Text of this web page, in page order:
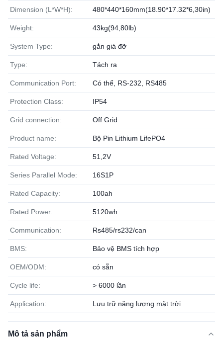
Dimension (L*W*H): 480*440*160mm(18.90*17.32*6,30in)
Weight: 43kg(94,80lb)
System Type: gắn giá đỡ
Type: Tách ra
Communication Port: Có thể, RS-232, RS485
Protection Class: IP54
Grid connection: Off Grid
Product name: Bộ Pin Lithium LifePO4
Rated Voltage: 51,2V
Series Parallel Mode: 16S1P
Rated Capacity: 100ah
Rated Power: 5120wh
Communication: Rs485/rs232/can
BMS: Bảo vệ BMS tích hợp
OEM/ODM: có sẵn
Cycle life: > 6000 lần
Application: Lưu trữ năng lượng mặt trời
Mô tả sản phẩm